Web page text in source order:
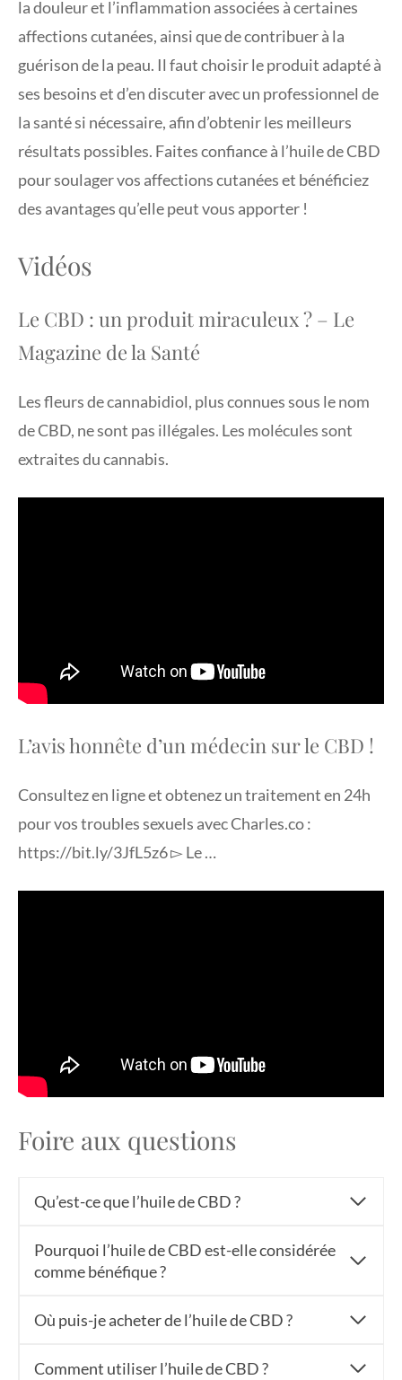
la douleur et l’inflammation associées à certaines
affections cutanées, ainsi que de contribuer à la
guérison de la peau. Il faut choisir le produit adapté à
ses besoins et d’en discuter avec un professionnel de
la santé si nécessaire, afin d’obtenir les meilleurs
résultats possibles. Faites confiance à l’huile de CBD
pour soulager vos affections cutanées et bénéficiez
des avantages qu’elle peut vous apporter !
Vidéos
Le CBD : un produit miraculeux ? – Le
Magazine de la Santé
Les fleurs de cannabidiol, plus connues sous le nom
de CBD, ne sont pas illégales. Les molécules sont
extraites du cannabis.
L’avis honnête d’un médecin sur le CBD !
Consultez en ligne et obtenez un traitement en 24h
pour vos troubles sexuels avec Charles.co :
https://bit.ly/3JfL5z6 ▻ Le …
Foire aux questions
Qu’est-ce que l’huile de CBD ?
Pourquoi l’huile de CBD est-elle considérée
comme bénéfique ?
Où puis-je acheter de l’huile de CBD ?
Comment utiliser l’huile de CBD ?